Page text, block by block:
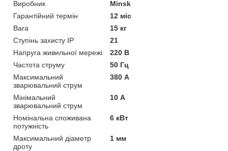
Виробник
Minsk
Гарантійний термін
12 міс
Вага
15 кг
Ступінь захисту IP
21
Напруга живильної мережі
220 В
Частота струму
50 Гц
Максимальний
зварювальний струм
380 А
Мінімальний
зварювальний струм
10 А
Номінальна споживана
потужність
6 кВт
Максимальний діаметр
дроту
1 мм